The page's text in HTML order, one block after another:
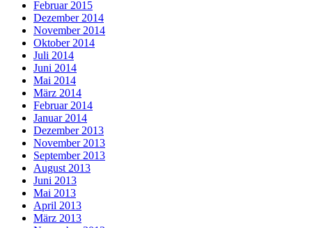
Februar 2015
Dezember 2014
November 2014
Oktober 2014
Juli 2014
Juni 2014
Mai 2014
März 2014
Februar 2014
Januar 2014
Dezember 2013
November 2013
September 2013
August 2013
Juni 2013
Mai 2013
April 2013
März 2013